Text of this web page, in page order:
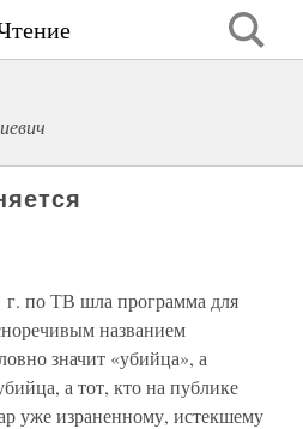
г. по ТВ шла программа для
названием
значит «убийца», а
а тот, кто на публике
уже израненному, истекшему